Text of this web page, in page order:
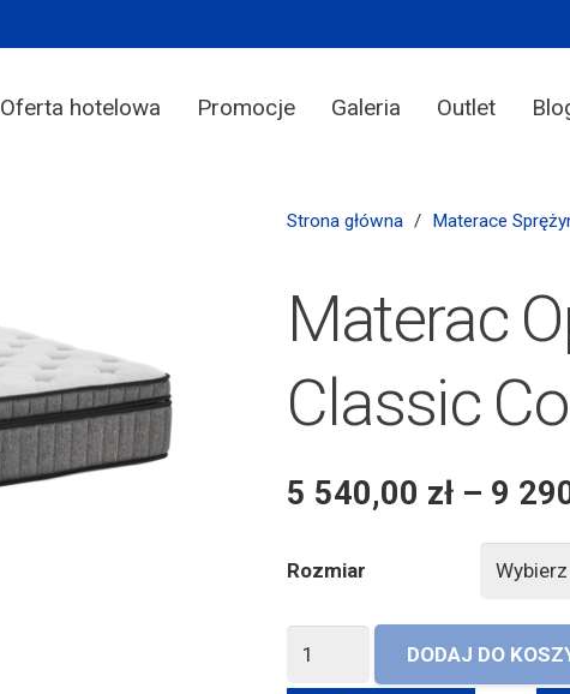
Oferta hotelowa Promocje Galeria Outlet
Strona główna / Materace
Materac
Classic
5 540,00 zł– 9
Rozmiar
ilość
DODAJ DO